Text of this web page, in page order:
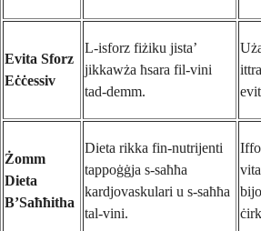
Evita Sforz
Eċċessiv
L-isforz fiżiku jista’
jikkawża ħsara fil-vini
tad-demm.
Żomm
Dieta
B’Saħħitha
Dieta rikka fin-nutrijenti
tappoġġja s-saħħa
kardjovaskulari u s-saħħa
tal-vini.